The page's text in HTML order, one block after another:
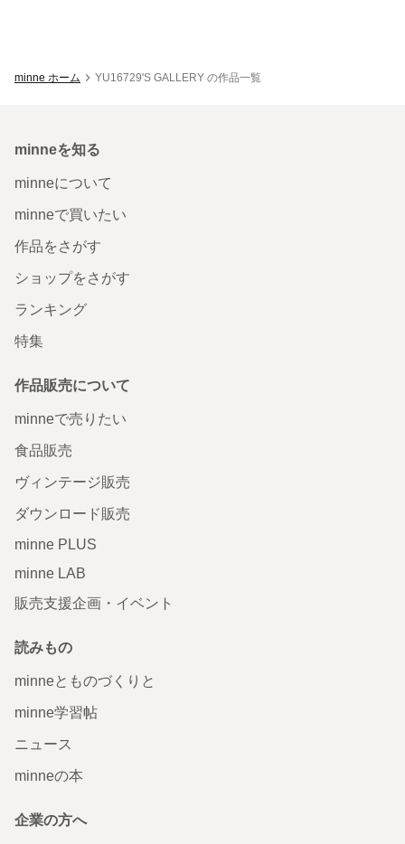
minne ホーム YU16729'S GALLERY の作品一覧
minneを知る
minneについて
minneで買いたい
作品をさがす
ショップをさがす
ランキング
特集
作品販売について
minneで売りたい
食品販売
ヴィンテージ販売
ダウンロード販売
minne PLUS
minne LAB
販売支援企画・イベント
読みもの
minneとものづくりと
minne学習帖
ニュース
minneの本
企業の方へ